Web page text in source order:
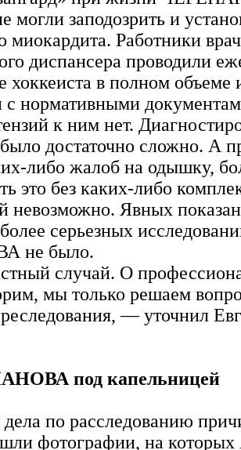
могли заподозрить и
миокардита. Работники
диспансера проводили
хоккеиста в полном объеме
с нормативными
к ним нет.
достаточно сложно. А
либо жалоб на одышку,
это без каких-либо
невозможно. Явных
серьезных
не было.
случай. О
мы только решаем
— уточнил
под капельницей
по расследованию
фотографии, на которых